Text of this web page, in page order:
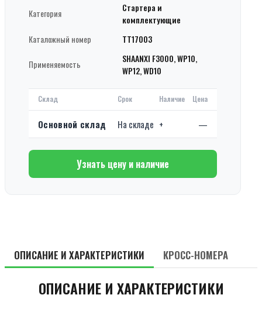
Категория
Стартера и
комплектующие
Каталожный номер
TT17003
Применяемость
SHAANXI F3000, WP10,
WP12, WD10
Склад Срок Наличие Цена
Основной склад На складе + —
Узнать цену и наличие
ОПИСАНИЕ И ХАРАКТЕРИСТИКИ КРОСС-НОМЕРА
ОПИСАНИЕ И ХАРАКТЕРИСТИКИ